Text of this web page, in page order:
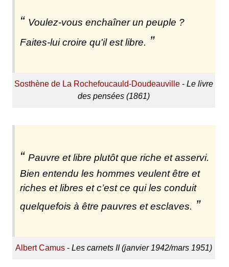
Voulez-vous enchaîner un peuple ?
Faites-lui croire qu'il est libre.
Sosthène de La Rochefoucauld-Doudeauville- Le livre
des pensées (1861)
Pauvre et libre plutôt que riche et asservi.
Bien entendu les hommes veulent être et
riches et libres et c’est ce qui les conduit
quelquefois à être pauvres et esclaves.
Albert Camus- Les carnets II (janvier 1942/mars 1951)